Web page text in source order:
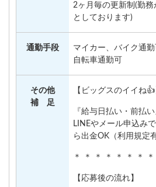
2ヶ月毎の更新制(勤
としております)
通勤手段
マイカー、バイク通勤
自転車通勤可
その他
補 足
【ビッグスのイイね👍
『給与日払い・前払
LINEやメール申込み
ら出金OK（利用規定
＊ ＊ ＊ ＊ ＊ ＊ ＊
【応募後の流れ】